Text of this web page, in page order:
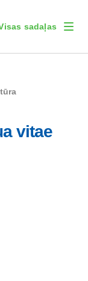
sadaļas
vitae